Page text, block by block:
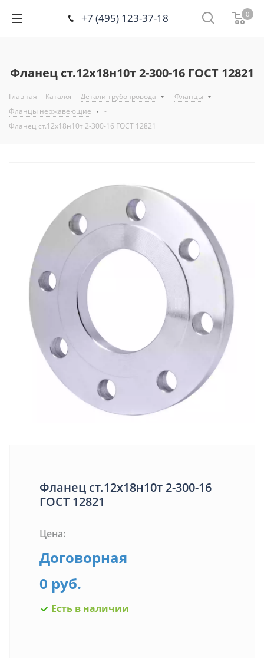
+7 (495) 123-37-18 0
Фланец ст.12х18н10т 2-300-16 ГОСТ 12821
Главная - Каталог - Детали трубопровода - Фланцы
-
Фланцы нержавеющие
-
Фланец ст.12х18н10т 2-300-16 ГОСТ 12821
Фланец ст.12х18н10т 2-300-16
ГОСТ 12821
Цена:
Договорная
0 руб.
Есть в наличии